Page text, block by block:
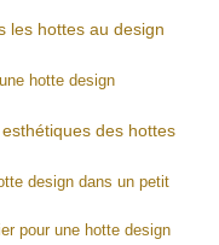
les hottes au design
hotte design
des hottes
design dans un petit
pour une hotte design